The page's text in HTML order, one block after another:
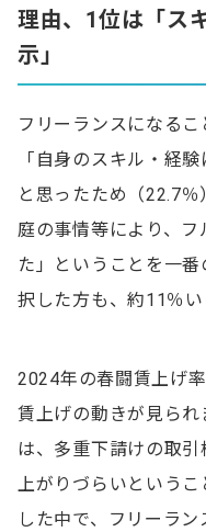
理由、1位は「ス
示」
フリーランスになるこ
「自身のスキル・経
と思ったため（22.7
庭の事情等により、
た」ということを一
択した方も、約11％い
2024年の春闘賃上げ
賃上げの動きが見ら
は、多重下請けの取
上がりづらいというこ
した中で、フリーラ